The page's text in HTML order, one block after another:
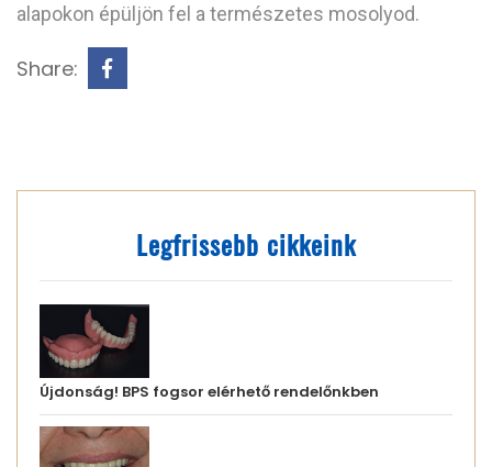
alapokon épüljön fel a természetes mosolyod.
Share:
Legfrissebb cikkeink
Újdonság! BPS fogsor elérhető rendelőnkben